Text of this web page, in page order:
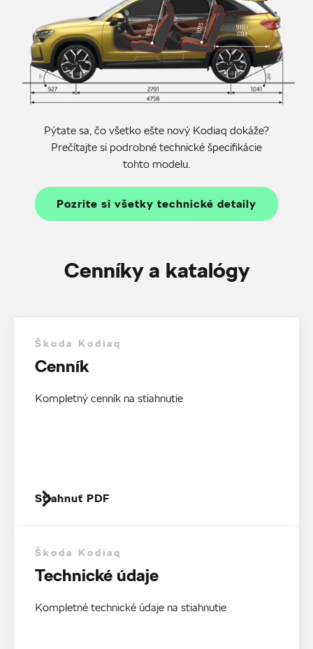
Pýtate sa, čo všetko ešte nový Kodiaq dokáže?
Prečítajte si podrobné technické špecifikácie
tohto modelu.
Pozrite si všetky technické detaily
Cenníky a katalógy
Škoda Kodiaq
Cenník
Kompletný cenník na stiahnutie
Stiahnuť PDF
Škoda Kodiaq
Technické údaje
Kompletné technické údaje na stiahnutie